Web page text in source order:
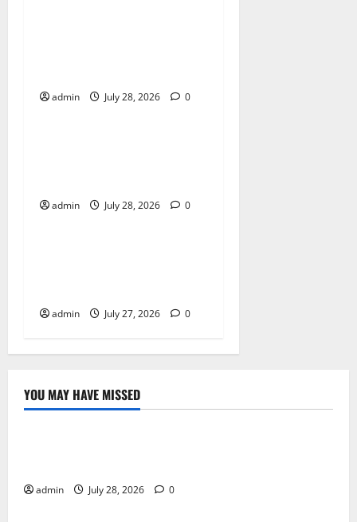
admin July 28, 2026 0
Blog
admin July 28, 2026 0
Blog
admin July 27, 2026 0
YOU MAY HAVE MISSED
Blog
admin July 28, 2026 0
Blog